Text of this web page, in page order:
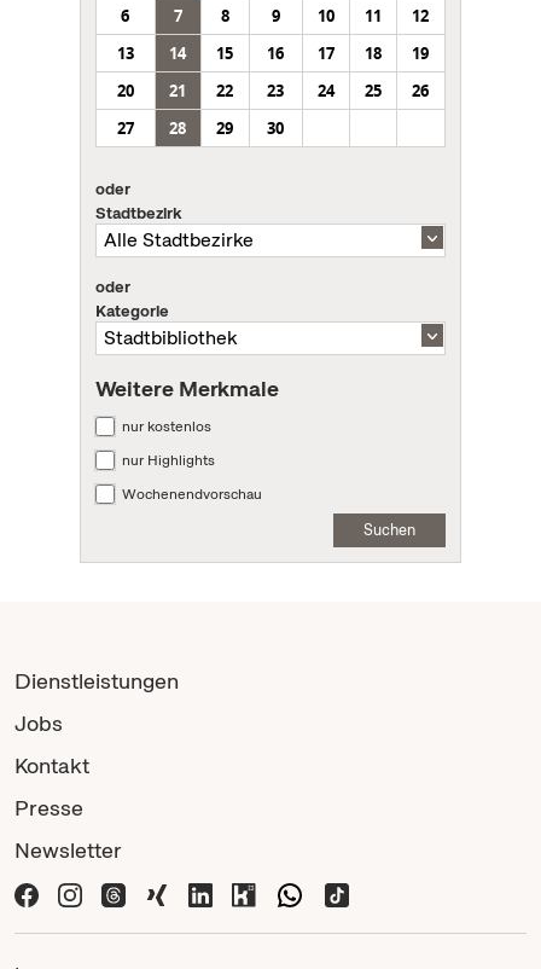
6
7 8 9 10 11
12
13
14 15 16 17 18
19
20
21 22 23 24 25
26
27
28 29 30
oder
Stadtbezirk
oder
Kategorie
Weitere Merkmale
nur kostenlos
nur Highlights
Wochenendvorschau
Suchen
Dienstleistungen
Jobs
Kontakt
Presse
Newsletter